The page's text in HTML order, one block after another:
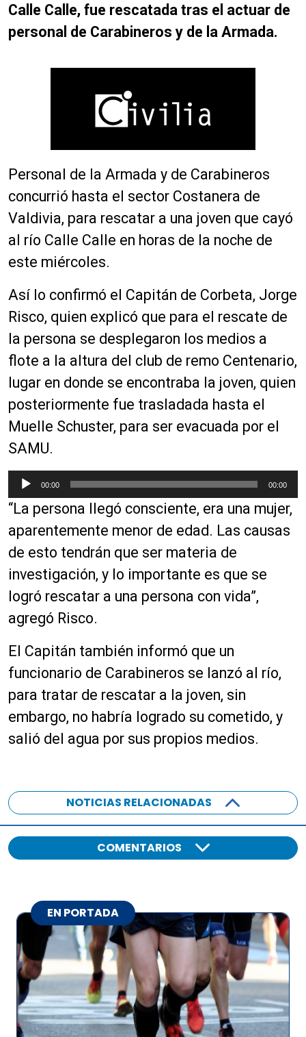
Calle Calle, fue rescatada tras el actuar de
personal de Carabineros y de la Armada.
Personal de la Armada y de Carabineros
concurrió hasta el sector Costanera de
Valdivia, para rescatar a una joven que cayó
al río Calle Calle en horas de la noche de
este miércoles.
Así lo confirmó el Capitán de Corbeta, Jorge
Risco, quien explicó que para el rescate de
la persona se desplegaron los medios a
flote a la altura del club de remo Centenario,
lugar en donde se encontraba la joven, quien
posteriormente fue trasladada hasta el
Muelle Schuster, para ser evacuada por el
SAMU.
e
p
r
d
u
c
o
r
d
e
a
u
d
i
00:00 00:00
“La persona llegó consciente, era una mujer,
aparentemente menor de edad. Las causas
de esto tendrán que ser materia de
investigación, y lo importante es que se
logró rescatar a una persona con vida”,
agregó Risco.
El Capitán también informó que un
funcionario de Carabineros se lanzó al río,
para tratar de rescatar a la joven, sin
embargo, no habría logrado su cometido, y
salió del agua por sus propios medios.
NOTICIAS RELACIONADAS
COMENTARIOS
EN PORTADA